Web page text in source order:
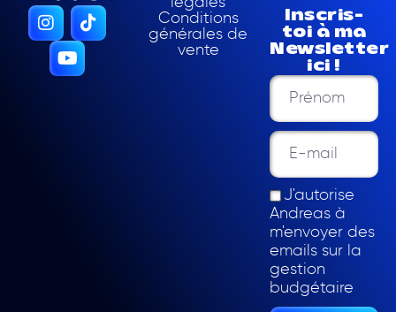
Conditions
générales de
vente
Inscris-
toi à ma
Newsletter
ici !
J'autorise
Andreas à
m'envoyer des
emails sur la
gestion
budgétaire